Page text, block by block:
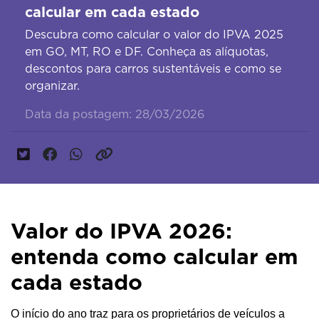
calcular em cada estado
Descubra como calcular o valor do IPVA 2025
em GO, MT, RO e DF. Conheça as alíquotas,
descontos para carros sustentáveis e como se
organizar.
Data da postagem: 28/03/2026
Valor do IPVA 2026:
entenda como calcular em
cada estado
O início do ano traz para os proprietários de veículos a